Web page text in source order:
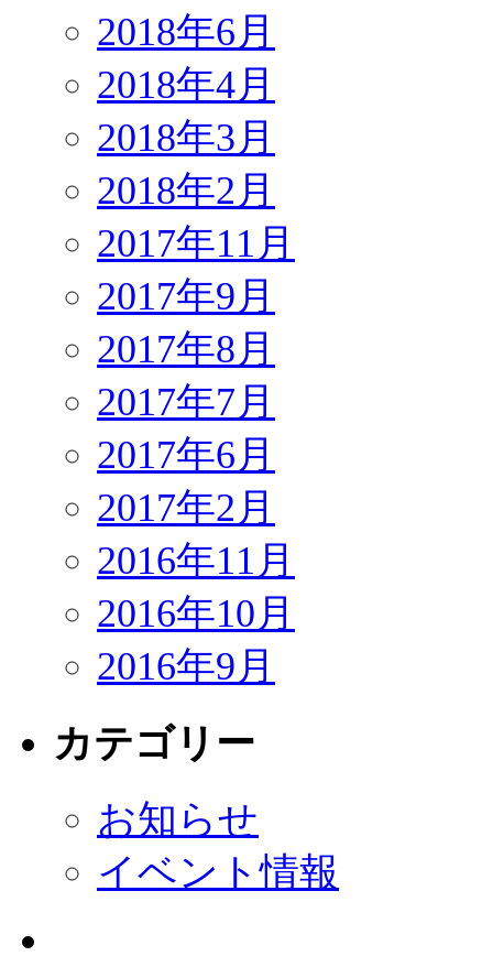
2018年6月
2018年4月
2018年3月
2018年2月
2017年11月
2017年9月
2017年8月
2017年7月
2017年6月
2017年2月
2016年11月
2016年10月
2016年9月
カテゴリー
お知らせ
イベント情報